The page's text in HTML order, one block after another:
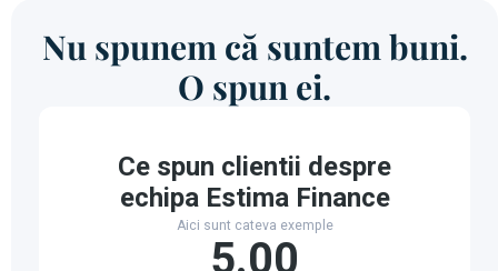
Nu spunem că suntem buni.
O spun ei.